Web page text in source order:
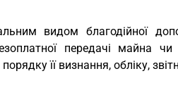
видом благодійної
передачі майна
її визнання, обліку,